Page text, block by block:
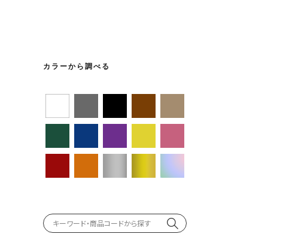
カラーから調べる